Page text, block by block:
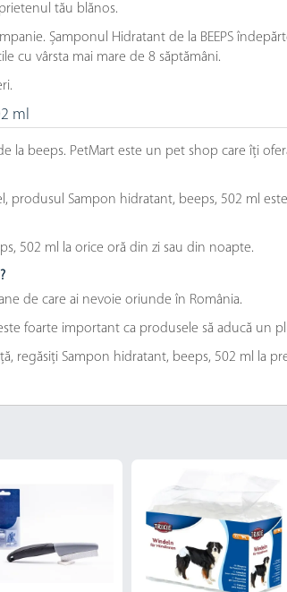
tău blănos.
Șamponul Hidratant de la BEEPS
cu vârsta mai mare de 8 săptămâni.
ml
la beeps. PetMart este un pet shop care îți
Sampon hidratant, beeps, 502 ml
502 ml la orice oră din zi sau din noapte.
de care ai nevoie oriunde în România.
foarte important ca produsele să aducă un
regăsiți Sampon hidratant, beeps, 502 ml la